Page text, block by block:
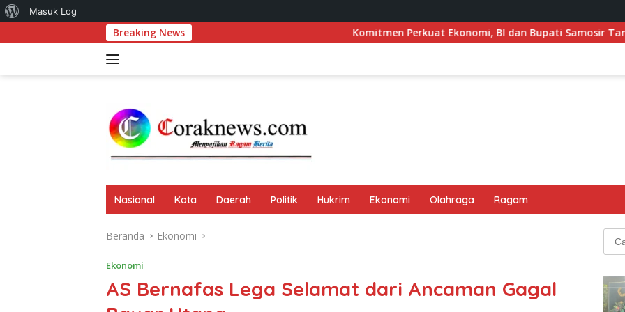
Tentang
Masuk Log
ke
Breaking News Komitmen Perkuat Ekonomi, BI dan Bupati Samosir Tandatangani
Nasional Kota Daerah Politik Hukrim Ekonomi Olahraga Ragam
Beranda Ekonomi
Ekonomi
AS Bernafas Lega Selamat dari Ancaman Gagal
Cari
untuk: